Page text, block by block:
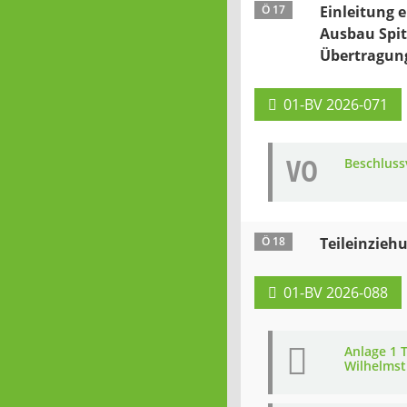
Ö 17
Einleitung
Ausbau
01-BV 2026-071
VO
Ö 18
01-BV 2026-088
Anlage 1